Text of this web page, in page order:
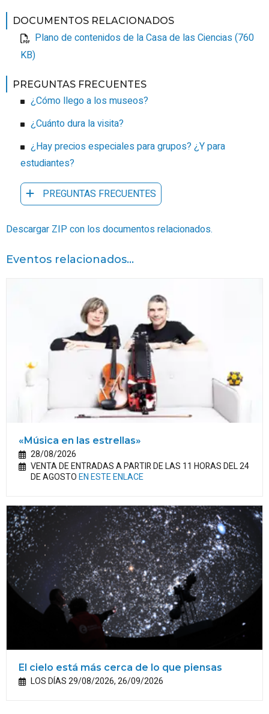
DOCUMENTOS RELACIONADOS
Plano de contenidos de la Casa de las Ciencias (760
KB)
PREGUNTAS FRECUENTES
¿Cómo llego a los museos?
¿Cuánto dura la visita?
¿Hay precios especiales para grupos? ¿Y para
estudiantes?
PREGUNTAS FRECUENTES
Descargar ZIP con los documentos relacionados.
Eventos relacionados...
«Música en las estrellas»
28/08/2026
VENTA DE ENTRADAS A PARTIR DE LAS 11 HORAS DEL 24
DE AGOSTOEN ESTE ENLACE
El cielo está más cerca de lo que piensas
LOS DÍAS 29/08/2026, 26/09/2026